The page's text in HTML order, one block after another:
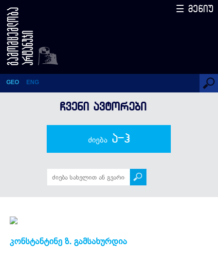
კონსტანტინე ზ. გამსახურდია
GEO ENG
☰ მენიუ
ᲩᲕᲔᲜᲘ ᲐᲕᲢᲝᲠᲔᲑᲘ
ძიება ა-ჰ
კონსტანტინე ზ. გამსახურდია